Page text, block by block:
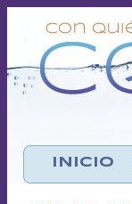
INICIO